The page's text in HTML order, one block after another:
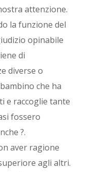
attenzione.
la funzione del
opinabile
di
diverse o
che ha
e raccoglie tante
fossero
?.
aver ragione
agli altri.